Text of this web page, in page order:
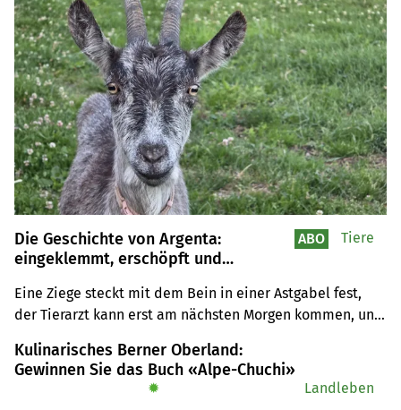
Die Geschichte von Argenta:
eingeklemmt, erschöpft und
Eine Ziege steckt mit dem Bein in einer Astgabel fest,
der Tierarzt kann erst am nächsten Morgen kommen, und
allein gestellt ist. Eine Geschichte, wie sie der Stallalltag
schreibt – und wie homöopathische Fernberatung in der
ABO Tiere
Kulinarisches Berner Oberland:
Gewinnen Sie das Buch «Alpe-Chuchi»
✹ Landleben